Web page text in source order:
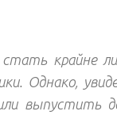
крайне
Однако,
выпустить